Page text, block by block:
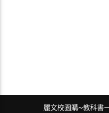
麗文校園購~教科書